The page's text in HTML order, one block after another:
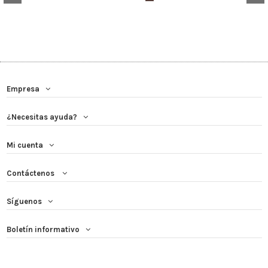
Empresa
¿Necesitas ayuda?
Mi cuenta
Contáctenos
Síguenos
Boletín informativo